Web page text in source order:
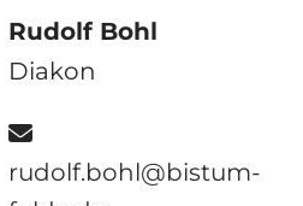
Rudolf Bohl
Diakon

rudolf.bohl@bistum-